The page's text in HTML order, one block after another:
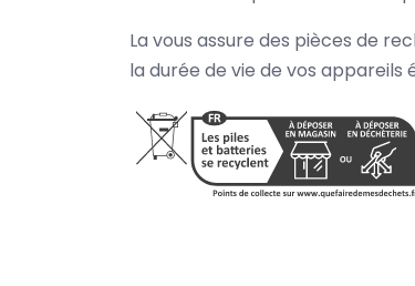
La vous assure des pièces de
la durée de vie de vos